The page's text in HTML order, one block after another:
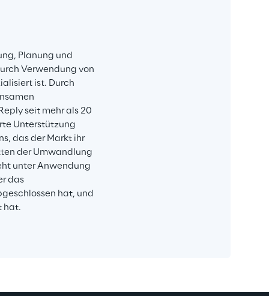
Planung und
Verwendung von
ist. Durch
seit mehr als 20
Unterstützung
das der Markt ihr
der Umwandlung
unter Anwendung
das
hat, und
hat.